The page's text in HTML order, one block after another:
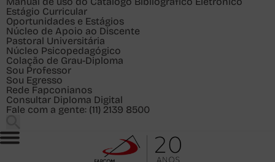
Estágio Curricular
Oportunidades e Estágios
Núcleo de Apoio ao Discente
Pastoral Universitária
Núcleo Psicopedagógico
Colação de Grau-Diploma
Sou Professor
Sou Egresso
Rede Fapconianos
Consultar Diploma Digital
Fale com a gente: (11) 2139 8500